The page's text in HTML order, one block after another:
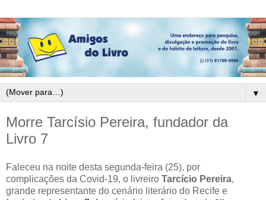
▼
Morre Tarcísio Pereira, fundador da
Livro 7
Faleceu na noite desta segunda-feira (25), por
complicações da Covid-19, o livreiro Tarcício Pereira,
grande representante do cenário literário do Recife e